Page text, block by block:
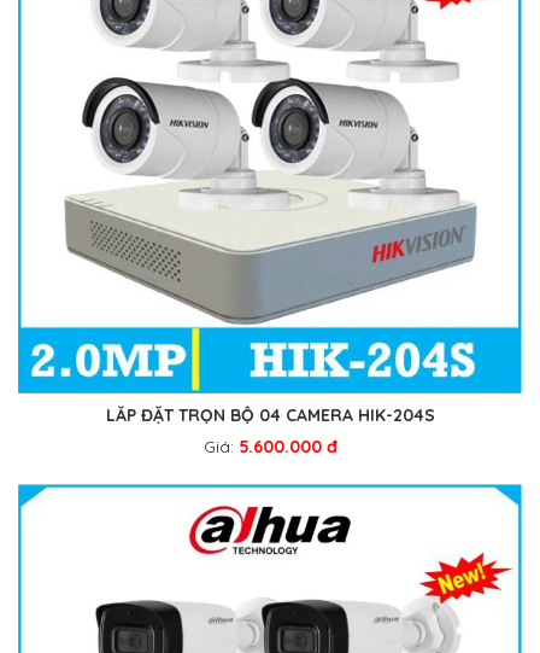
LẮP ĐẶT TRỌN BỘ 04 CAMERA HIK-204S
Giá: 5.600.000 đ